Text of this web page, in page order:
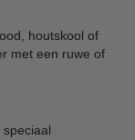
houtskool of
met een ruwe of